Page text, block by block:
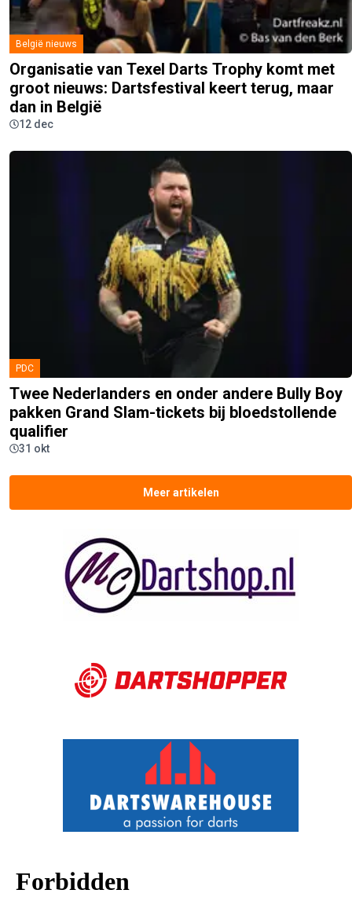
België nieuws
Organisatie van Texel Darts Trophy komt met
groot nieuws: Dartsfestival keert terug, maar
dan in België
12 dec
PDC
Twee Nederlanders en onder andere Bully Boy
pakken Grand Slam-tickets bij bloedstollende
qualifier
31 okt
Meer artikelen